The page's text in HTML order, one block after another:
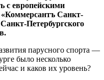
с европейскими
«Коммерсантъ Санкт-
Петербургского
парусного спорта —
было несколько
и каков их уровень?